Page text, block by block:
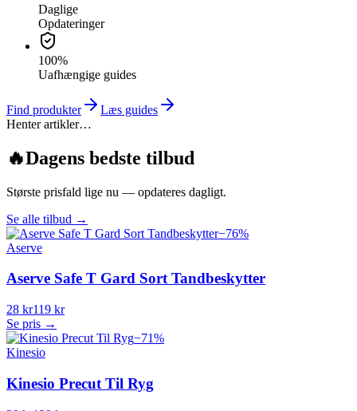
Daglige
Opdateringer
100%
Uafhængige guides
Find produkter
Læs guides
Henter artikler…
🔥Dagens bedste tilbud
Største prisfald lige nu — opdateres dagligt.
Se alle tilbud →
−76%
Aserve
Aserve Safe T Gard Sort Tandbeskytter
28 kr119 kr
Se pris →
−71%
Kinesio
Kinesio Precut Til Ryg